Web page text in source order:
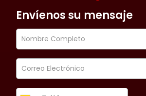
Envíenos su mensaje